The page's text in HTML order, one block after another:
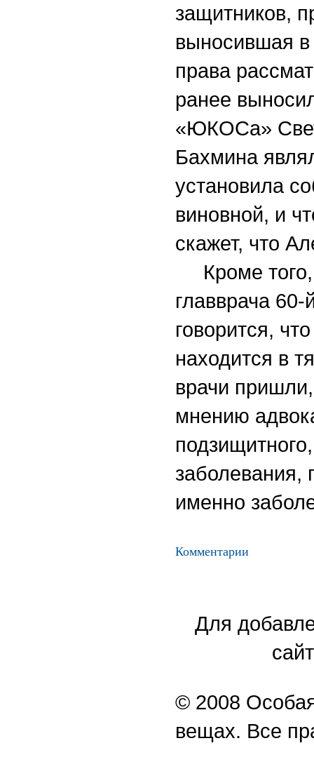
защитников,
выносившая в
права
ранее
«ЮКОСа»
Бахмина
установила
виновной, и
скажет, что
Кроме того,
главврача
говорится,
находится в
врачи
мнению
заболевания,
именно
Комментарии
Для
© 2008
вещах. Все